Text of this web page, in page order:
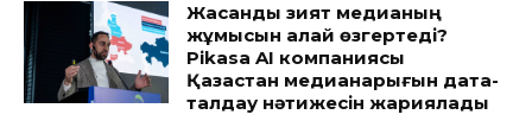
Жасанды зият медианың
жұмысын қалай өзгертеді?
Pikasa AI компаниясы
Қазақстан медианарығын дата-
талдау нәтижесін жариялады